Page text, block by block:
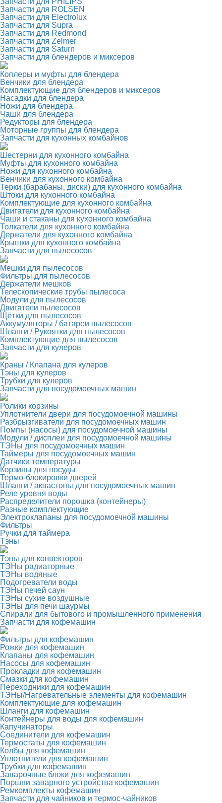
Запчасти для ROLSEN
Запчасти для Electrolux
Запчасти для Supra
Запчасти для Redmond
Запчасти для Zelmer
Запчасти для Saturn
Запчасти для блендеров и миксеров
Коплеры и муфты для блендера
Венчики для блендера
Комплектующие для блендеров и миксеров
Насадки для блендера
Ножи для блендера
Чаши для блендера
Редукторы для блендера
Моторные группы для блендера
Запчасти для кухонных комбайнов
Шестерни для кухонного комбайна
Муфты для кухонного комбайна
Ножи для кухонного комбайна
Венчики для кухонного комбайна
Терки (барабаны, диски) для кухонного комбайна
Штоки для кухонного комбайна
Комплектующие для кухонного комбайна
Двигатели для кухонного комбайна
Чаши и стаканы для кухонного комбайна
Толкатели для кухонного комбайна
Держатели для кухонного комбайна
Крышки для кухонного комбайна
Запчасти для пылесосов
Мешки для пылесосов
Фильтры для пылесосов
Держатели мешков
Телескопические трубы пылесоса
Модули для пылесосов
Двигатели пылесосов
Щётки для пылесосов
Аккумуляторы / батареи пылесосов
Шланги / Рукоятки для пылесосов
Комплектующие для пылесосов
Запчасти для кулеров
Краны / Клапана для кулеров
Тэны для кулеров
Трубки для кулеров
Запчасти для посудомоечных машин
Ролики корзины
Уплотнители двери для посудомоечной машины
Разбрызгиватели для посудомоечных машин
Помпы (насосы) для посудомоечной машины
Модули / дисплеи для посудомоечной машины
ТЭНы для посудомоечных машин
Таймеры для посудомоечных машин
Датчики температуры
Корзины для посуды
Термо-блокировки дверей
Шланги / аквастопы для посудомоечных машин
Реле уровня воды
Распределители порошка (контейнеры)
Разные комплектующие
Электроклапаны для посудомоечной машины
Фильтры
Ручки для таймера
Тэны
Тэны для конвекторов
ТЭНы радиаторные
ТЭНы водяные
Подогреватели воды
ТЭНы печей саун
ТЭНы сухие воздушные
ТЭНы для печи шаурмы
Спирали для бытового и промышленного применения
Запчасти для кофемашин
Фильтры для кофемашин
Рожки для кофемашин
Клапаны для кофемашин
Насосы для кофемашин
Прокладки для кофемашин
Смазки для кофемашин
Переходники для кофемашин
ТЭНы/Нагревательные элементы для кофемашин
Комплектующие для кофемашин
Шланги для кофемашин
Контейнеры для воды для кофемашин
Капучинаторы
Соединители для кофемашин
Термостаты для кофемашин
Колбы для кофемашин
Уплотнители для кофемашин
Трубки для кофемашин
Заварочные блоки для кофемашин
Поршни заварного устройства кофемашин
Ремкомплекты кофемашин
Запчасти для чайников и термос-чайников